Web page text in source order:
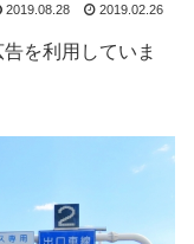
2019.08.28 2019.02.26
を利用していま